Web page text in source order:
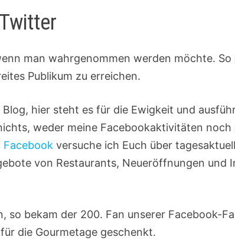
man wahrgenommen werden möchte. So
Publikum zu erreichen.
hier steht es für die Ewigkeit und
weder meine Facebookaktivitäten noch
Facebook versuche ich Euch über
von Restaurants, Neueröffnungen und
so bekam der 200. Fan unserer Facebook-
die Gourmetage geschenkt.